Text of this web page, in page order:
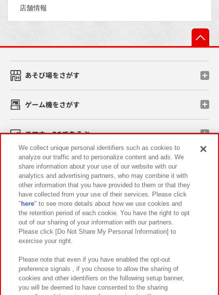
店舗情報
あそび場をさがす
ゲーム機をさがす
スマホ・PCであそぶ
イベント・キャンペーン
関連会社 サステナビリティ サイトポリシー
プライバシーポリシー ウェブアクセシビリティ方針と検証結果
お取引先さまとともに
カスタマーハラスメント対応方針 よくあるご質問・お問い合わせ
We collect unique personal identifiers such as cookies to
analyze our traffic and to personalize content and ads. We
share information about your use of our website with our
analytics and advertising partners, who may combine it with
other information that you have provided to them or that they
have collected from your use of their services. Please click
" here" to see more details about how we use cookies and
the retention period of each cookie. You have the right to opt
out of our sharing of your information with our partners.
Please click [Do Not Share My Personal Information] to
exercise your right.
Please note that even if you have enabled the opt-out
preference signals , if you choose to allow the sharing of
cookies and other identifiers on the following setup banner,
you will be deemed to have consented to the sharing